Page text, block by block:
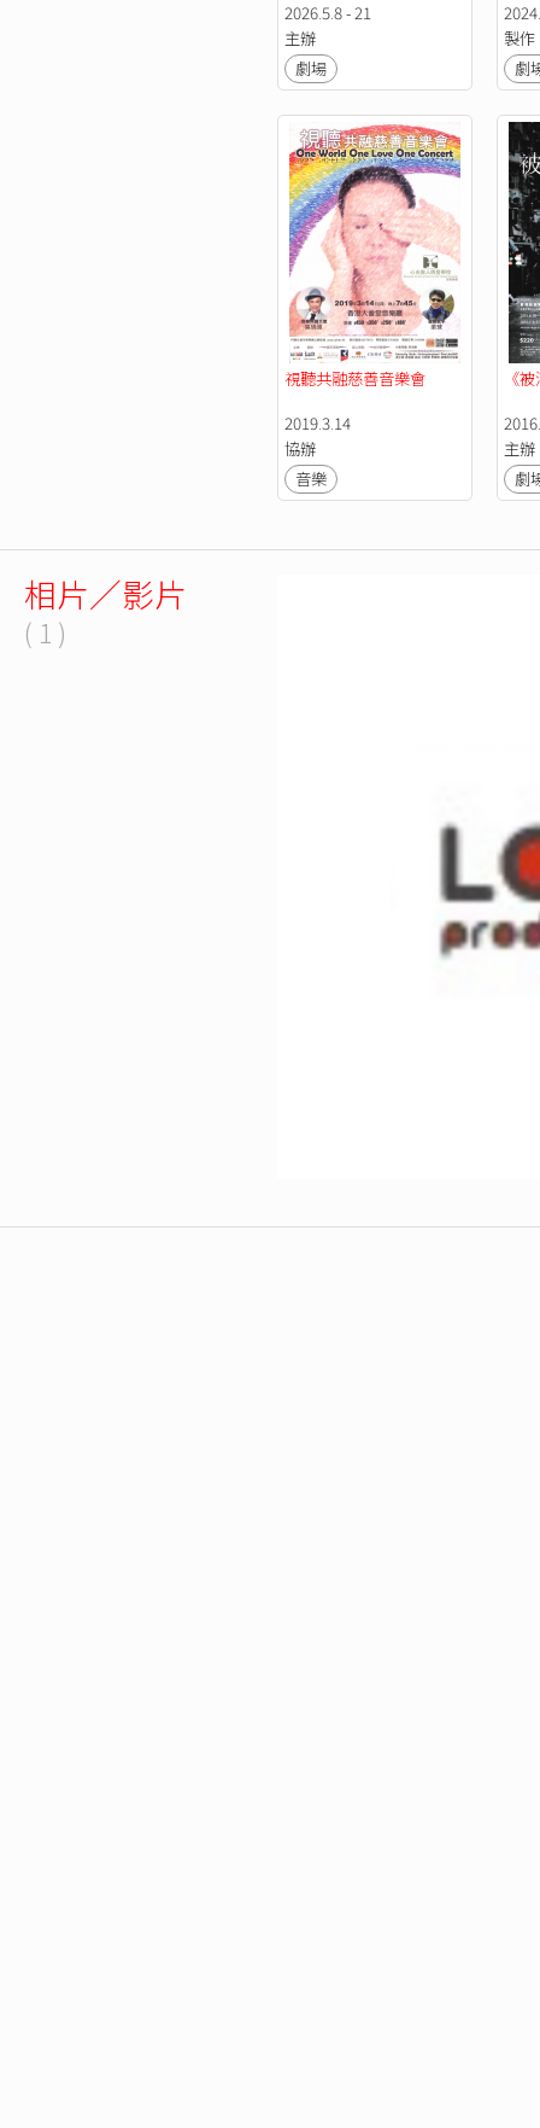
事》
2026.5.8 - 21
主辦
劇場
製作
劇
視聽共融慈善音樂會️
2019.3.14
協辦
音樂
《
主辦
劇
相片／影片
( 1 )